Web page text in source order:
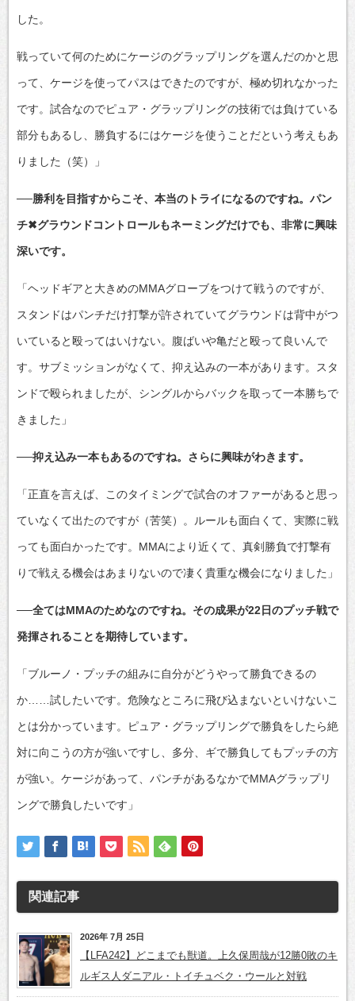
した。
戦っていて何のためにケージのグラップリングを選んだのかと思
って、ケージを使ってパスはできたのですが、極め切れなかった
です。試合なのでピュア・グラップリングの技術では負けている
部分もあるし、勝負するにはケージを使うことだという考えもあ
りました（笑）」
──勝利を目指すからこそ、本当のトライになるのですね。パン
チ✖グラウンドコントロールもネーミングだけでも、非常に興味
深いです。
「ヘッドギアと大きめのMMAグローブをつけて戦うのですが、
スタンドはパンチだけ打撃が許されていてグラウンドは背中がつ
いていると殴ってはいけない。腹ばいや亀だと殴って良いんで
す。サブミッションがなくて、抑え込みの一本があります。スタ
ンドで殴られましたが、シングルからバックを取って一本勝ちで
きました」
──抑え込み一本もあるのですね。さらに興味がわきます。
「正直を言えば、このタイミングで試合のオファーがあると思っ
ていなくて出たのですが（苦笑）。ルールも面白くて、実際に戦
っても面白かったです。MMAにより近くて、真剣勝負で打撃有
りで戦える機会はあまりないので凄く貴重な機会になりました」
──全てはMMAのためなのですね。その成果が22日のプッチ戦で
発揮されることを期待しています。
「ブルーノ・プッチの組みに自分がどうやって勝負できるの
か……試したいです。危険なところに飛び込まないといけないこ
とは分かっています。ピュア・グラップリングで勝負をしたら絶
対に向こうの方が強いですし、多分、ギで勝負してもプッチの方
が強い。ケージがあって、パンチがあるなかでMMAグラップリ
ングで勝負したいです」
関連記事
2026年 7月 25日
【LFA242】どこまでも獣道。上久保周哉が12勝0敗のキ
ルギス人ダニアル・トイチュベク・ウールと対戦